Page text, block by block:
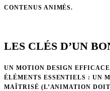
CONTENUS ANIMÉS.
LES CLÉS D’UN
UN MOTION DESIGN
ÉLÉMENTS ESSENTIELS : UN
MAÎTRISÉ (L’ANIMATION